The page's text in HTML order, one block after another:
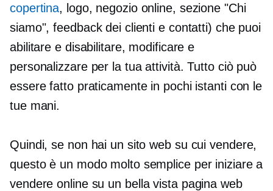
copertina, logo, negozio online, sezione "Chi
siamo", feedback dei clienti e contatti) che puoi
abilitare e disabilitare, modificare e
personalizzare per la tua attività. Tutto ciò può
essere fatto praticamente in pochi istanti con le
tue mani.
Quindi, se non hai un sito web su cui vendere,
questo è un modo molto semplice per iniziare a
vendere online su un bella vistapagina web